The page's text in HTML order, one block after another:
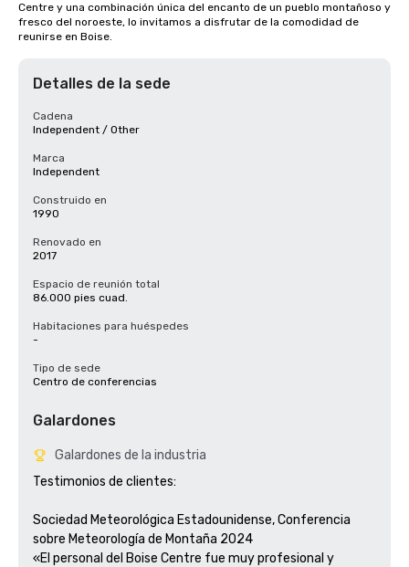
Centre y una combinación única del encanto de un pueblo montañoso y
fresco del noroeste, lo invitamos a disfrutar de la comodidad de
reunirse en Boise.
Detalles de la sede
Cadena
Independent / Other
Marca
Independent
Construido en
1990
Renovado en
2017
Espacio de reunión total
86.000 pies cuad.
Habitaciones para huéspedes
-
Tipo de sede
Centro de conferencias
Galardones
Galardones de la industria
Testimonios de clientes:
Sociedad Meteorológica Estadounidense, Conferencia
sobre Meteorología de Montaña 2024
«El personal del Boise Centre fue muy profesional y